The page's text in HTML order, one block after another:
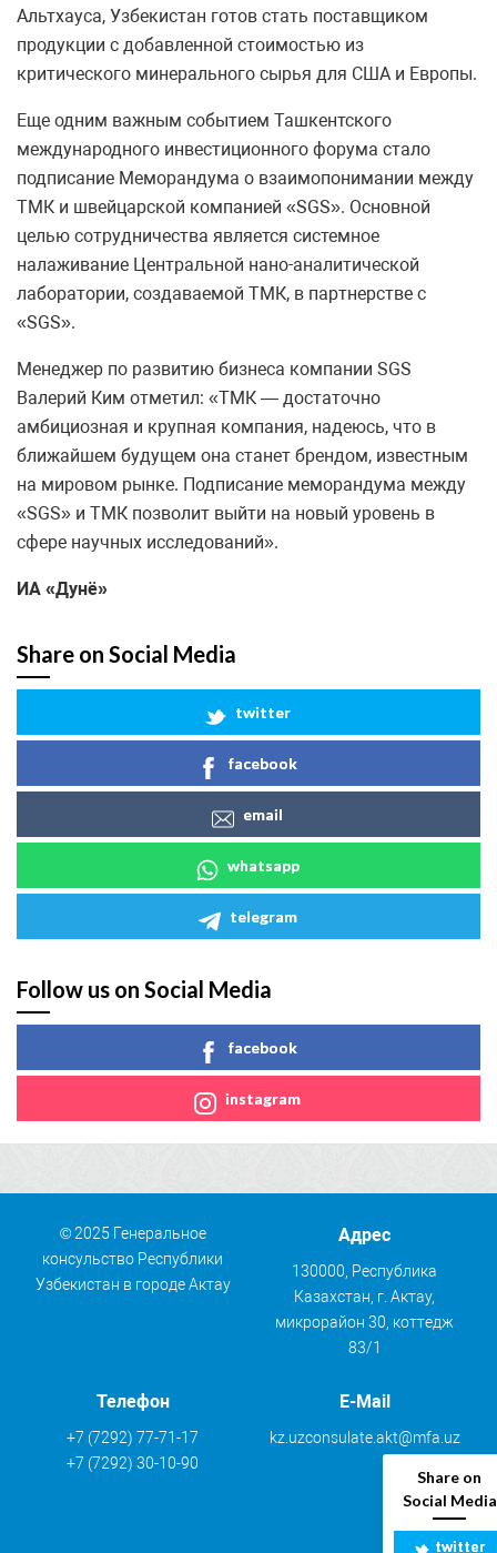
Альтхауса, Узбекистан готов стать поставщиком
продукции с добавленной стоимостью из
критического минерального сырья для США и Европы.
Еще одним важным событием Ташкентского
международного инвестиционного форума стало
подписание Меморандума о взаимопонимании между
ТМК и швейцарской компанией «SGS». Основной
целью сотрудничества является системное
налаживание Центральной нано-аналитической
лаборатории, создаваемой ТМК, в партнерстве с
«SGS».
Менеджер по развитию бизнеса компании SGS
Валерий Ким отметил: «ТМК — достаточно
амбициозная и крупная компания, надеюсь, что в
ближайшем будущем она станет брендом, известным
на мировом рынке. Подписание меморандума между
«SGS» и ТМК позволит выйти на новый уровень в
сфере научных исследований».
ИА «Дунё»
Share on Social Media
twitter
facebook
email
whatsapp
telegram
Follow us on Social Media
facebook
instagram
© 2025 Генеральное
консульство Республики
Узбекистан в городе Актау
Адрес
130000, Республика
Казахстан, г. Актау,
микрорайон 30, коттедж
83/1
Телефон
+7 (7292) 77-71-17
+7 (7292) 30-10-90
E-Mail
kz.uzconsulate.akt@mfa.uz
Share on
Social Media
twitter